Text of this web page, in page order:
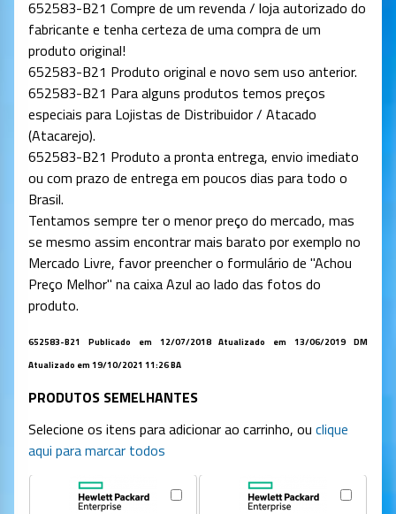
652583-B21 Compre de um revenda / loja autorizado do
fabricante e tenha certeza de uma compra de um
produto original!
652583-B21 Produto original e novo sem uso anterior.
652583-B21 Para alguns produtos temos preços
especiais para Lojistas de Distribuidor / Atacado
(Atacarejo).
652583-B21 Produto a pronta entrega, envio imediato
ou com prazo de entrega em poucos dias para todo o
Brasil.
Tentamos sempre ter o menor preço do mercado, mas
se mesmo assim encontrar mais barato por exemplo no
Mercado Livre, favor preencher o formulário de "Achou
Preço Melhor" na caixa Azul ao lado das fotos do
produto.
652583-B21 Publicado em 12/07/2018 Atualizado em 13/06/2019 DM
Atualizado em 19/10/2021 11:26 BA
PRODUTOS SEMELHANTES
Selecione os itens para adicionar ao carrinho, ou clique
aqui para marcar todos